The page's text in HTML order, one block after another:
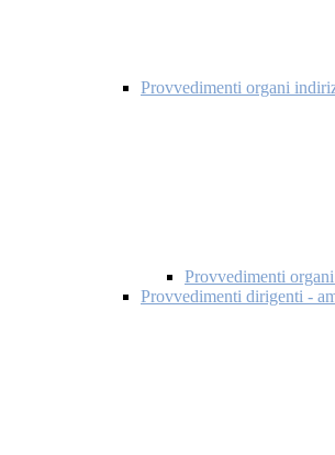
Provvedimenti organi
Provvedimenti
Provvedimenti dirigenti -